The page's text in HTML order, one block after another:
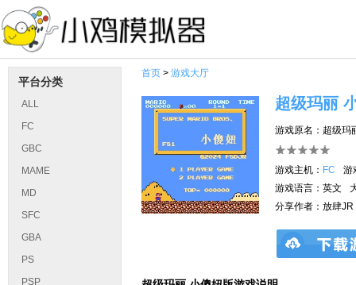
平台分类
ALL
FC
GBC
MAME
MD
SFC
GBA
PS
PSP
首页 > 游戏大厅
超级玛丽
游戏原名：超级玛
游戏主机： FC
游
游戏语言：英文
分享作者：放肆JR